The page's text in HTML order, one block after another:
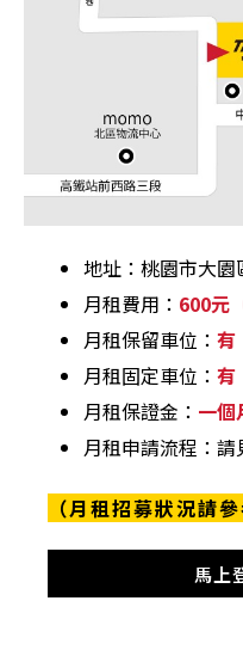
地址：桃園市大
月租費用： 600元
月租保留車位： 有
月租固定車位： 有
月租保證金： 一個
月租申請流程：請
（月租招募狀況請
馬上